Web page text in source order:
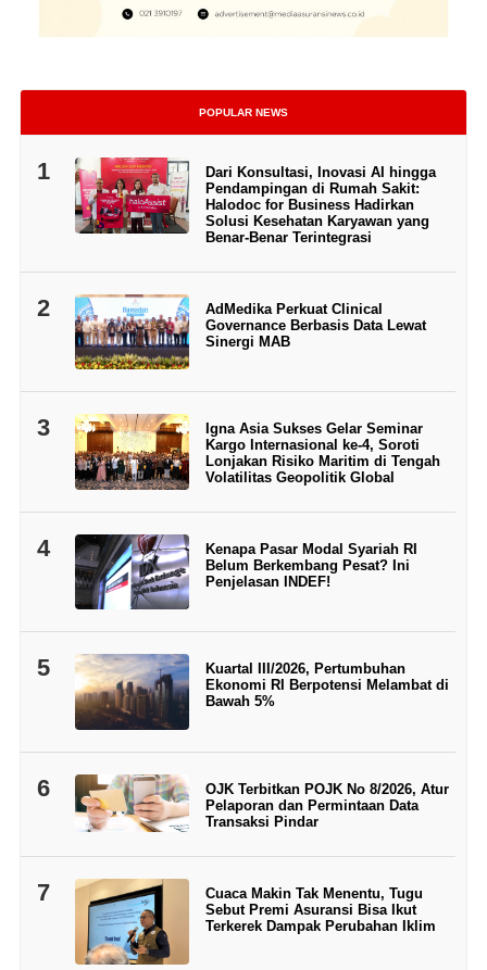
POPULAR NEWS
1
Dari Konsultasi, Inovasi AI hingga
Pendampingan di Rumah Sakit:
Halodoc for Business Hadirkan
Solusi Kesehatan Karyawan yang
Benar-Benar Terintegrasi
2
AdMedika Perkuat Clinical
Governance Berbasis Data Lewat
Sinergi MAB
3
Igna Asia Sukses Gelar Seminar
Kargo Internasional ke-4, Soroti
Lonjakan Risiko Maritim di Tengah
Volatilitas Geopolitik Global
4
Kenapa Pasar Modal Syariah RI
Belum Berkembang Pesat? Ini
Penjelasan INDEF!
5
Kuartal III/2026, Pertumbuhan
Ekonomi RI Berpotensi Melambat di
Bawah 5%
6
OJK Terbitkan POJK No 8/2026, Atur
Pelaporan dan Permintaan Data
Transaksi Pindar
7
Cuaca Makin Tak Menentu, Tugu
Sebut Premi Asuransi Bisa Ikut
Terkerek Dampak Perubahan Iklim